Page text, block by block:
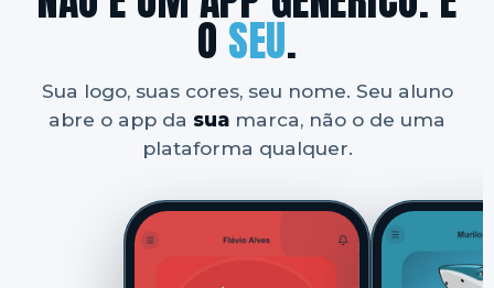
O SEU.
Sua logo, suas cores, seu nome. Seu aluno
abre o app da sua marca, não o de uma
plataforma qualquer.